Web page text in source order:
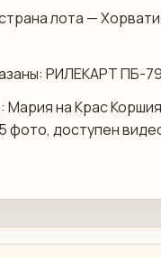
лота —
РИЛЕКАРТ ПБ-
на Крас
фото, доступен